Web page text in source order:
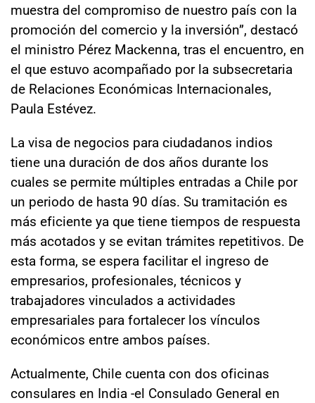
muestra del compromiso de nuestro país con la
promoción del comercio y la inversión”, destacó
el ministro Pérez Mackenna, tras el encuentro, en
el que estuvo acompañado por la subsecretaria
de Relaciones Económicas Internacionales,
Paula Estévez.
La visa de negocios para ciudadanos indios
tiene una duración de dos años durante los
cuales se permite múltiples entradas a Chile por
un periodo de hasta 90 días. Su tramitación es
más eficiente ya que tiene tiempos de respuesta
más acotados y se evitan trámites repetitivos. De
esta forma, se espera facilitar el ingreso de
empresarios, profesionales, técnicos y
trabajadores vinculados a actividades
empresariales para fortalecer los vínculos
económicos entre ambos países.
Actualmente, Chile cuenta con dos oficinas
consulares en India -el Consulado General en